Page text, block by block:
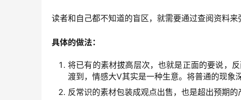
读者和自己都不知道的盲区，就需要通过查阅资料来
具体的做法：
将已有的素材拔高层次，也就是正面的要说，
渡到，情感大V其实是一种生意。将普通的现象
反常识的素材包装成观点出售，也是超出预期的